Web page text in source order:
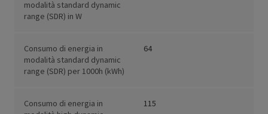
modalità standard dynamic
range (SDR) in W
Consumo di energia in
modalità standard dynamic
range (SDR) per 1000h (kWh)
64
Consumo di energia in
115